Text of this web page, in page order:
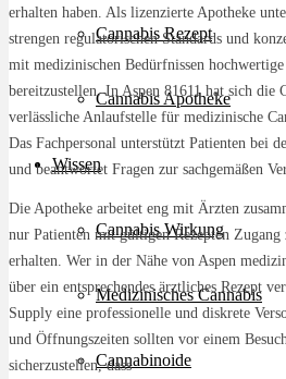
Cannabis Rezept
Cannabis Apotheke
Wissen
Cannabis Wirkung
Medizinisches Cannabis
Cannabinoide
erhalten haben. Als lizenzierte Apotheke
strengen regulatorischen Standards und
mit medizinischen Bedürfnissen
bereitzustellen. In Aspen 81611 hat sich die
verlässliche Anlaufstelle für medizinische
Das Fachpersonal unterstützt Patienten bei
und beantwortet Fragen zur sachgemäßen
Die Apotheke arbeitet eng mit Ärzten
nur Patienten mit gültigen Rezepten Zugang
erhalten. Wer in der Nähe von Aspen
über ein entsprechendes ärztliches Rezept
Supply eine professionelle und diskrete
und Öffnungszeiten sollten vor einem
sicherzustellen, dass